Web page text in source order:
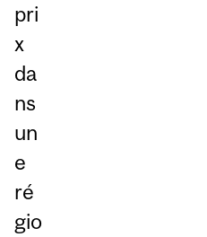
pri
x
da
ns
un
e
ré
gio